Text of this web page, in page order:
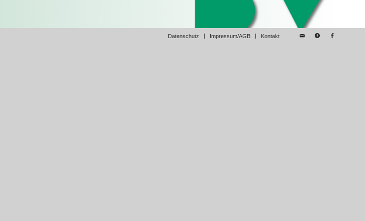
Datenschutz Impressum/AGB Kontakt